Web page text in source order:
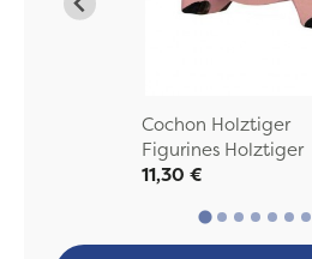
Cochon Holztiger
Figurines Holztiger
11,30 €